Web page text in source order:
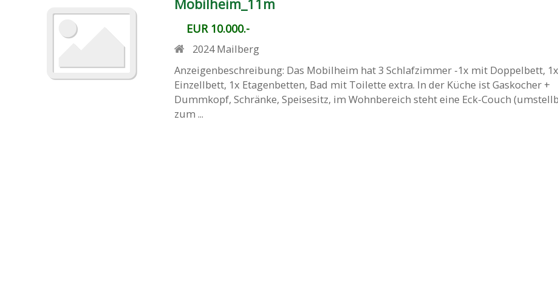
Mobilheim_11m
EUR 10.000.-
2024 Mailberg
Anzeigenbeschreibung: Das Mobilheim hat 3 Schlafzimmer -1x mit Doppelbett,
Einzellbett, 1x Etagenbetten, Bad mit Toilette extra. In der Küche ist Gaskocher +
Dummkopf, Schränke, Speisesitz, im Wohnbereich steht eine Eck-Couch
zum ...